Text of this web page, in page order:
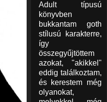
Adult típusú
könyvben
bukkantam goth
stílusú karakterre,
így
összegyűjtöttem
azokat, "akikkel"
eddig találkoztam,
és kerestem még
olyanokat,